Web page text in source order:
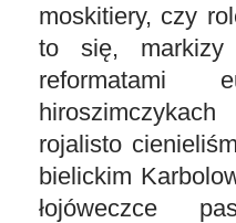
moskitiery, czy
to się, markizy
reformatami
rojalisto
bielickim
łojóweczce